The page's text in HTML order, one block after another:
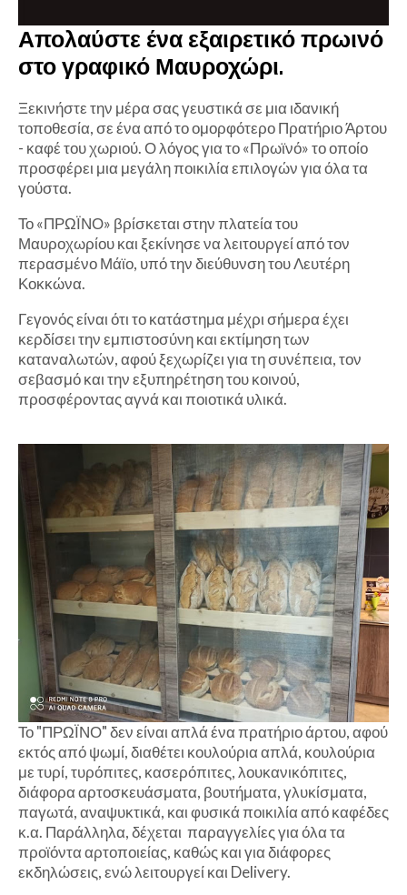
Απολαύστε ένα εξαιρετικό πρωινό
στο γραφικό Μαυροχώρι.
Ξεκινήστε την μέρα σας γευστικά σε μια ιδανική
τοποθεσία, σε ένα από το ομορφότερο Πρατήριο Άρτου
- καφέ του χωριού. Ο λόγος για το «Πρωϊνό» το οποίο
προσφέρει μια μεγάλη ποικιλία επιλογών για όλα τα
γούστα.
Το «ΠΡΩΪΝΟ» βρίσκεται στην πλατεία του
Μαυροχωρίου και ξεκίνησε να λειτουργεί από τον
περασμένο Μάϊο, υπό την διεύθυνση του Λευτέρη
Κοκκώνα.
Γεγονός είναι ότι το κατάστημα μέχρι σήμερα έχει
κερδίσει την εμπιστοσύνη και εκτίμηση των
καταναλωτών, αφού ξεχωρίζει για τη συνέπεια, τον
σεβασμό και την εξυπηρέτηση του κοινού,
προσφέροντας αγνά και ποιοτικά υλικά.
Το "ΠΡΩΪΝΟ" δεν είναι απλά ένα πρατήριο άρτου, αφού
εκτός από ψωμί, διαθέτει κουλούρια απλά, κουλούρια
με τυρί, τυρόπιτες, κασερόπιτες, λουκανικόπιτες,
διάφορα αρτοσκευάσματα, βουτήματα, γλυκίσματα,
παγωτά, αναψυκτικά, και φυσικά ποικιλία από καφέδες
κ.α. Παράλληλα, δέχεται παραγγελίες για όλα τα
προϊόντα αρτοποιείας, καθώς και για διάφορες
εκδηλώσεις, ενώ λειτουργεί και Delivery.